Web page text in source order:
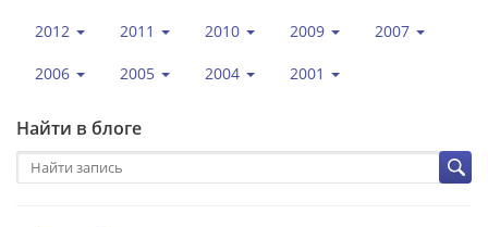
2012 2011 2010 2009 2007
2006 2005 2004 2001
Найти в блоге